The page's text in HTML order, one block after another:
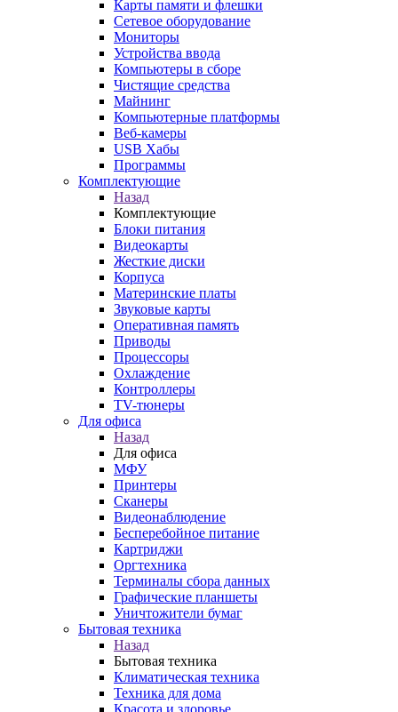
Карты памяти и флешки
Сетевое оборудование
Мониторы
Устройства ввода
Компьютеры в сборе
Чистящие средства
Майнинг
Компьютерные платформы
Веб-камеры
USB Хабы
Программы
Комплектующие
Назад
Комплектующие
Блоки питания
Видеокарты
Жесткие диски
Корпуса
Материнские платы
Звуковые карты
Оперативная память
Приводы
Процессоры
Охлаждение
Контроллеры
TV-тюнеры
Для офиса
Назад
Для офиса
МФУ
Принтеры
Сканеры
Видеонаблюдение
Бесперебойное питание
Картриджи
Оргтехника
Терминалы сбора данных
Графические планшеты
Уничтожители бумаг
Бытовая техника
Назад
Бытовая техника
Климатическая техника
Техника для дома
Красота и здоровье